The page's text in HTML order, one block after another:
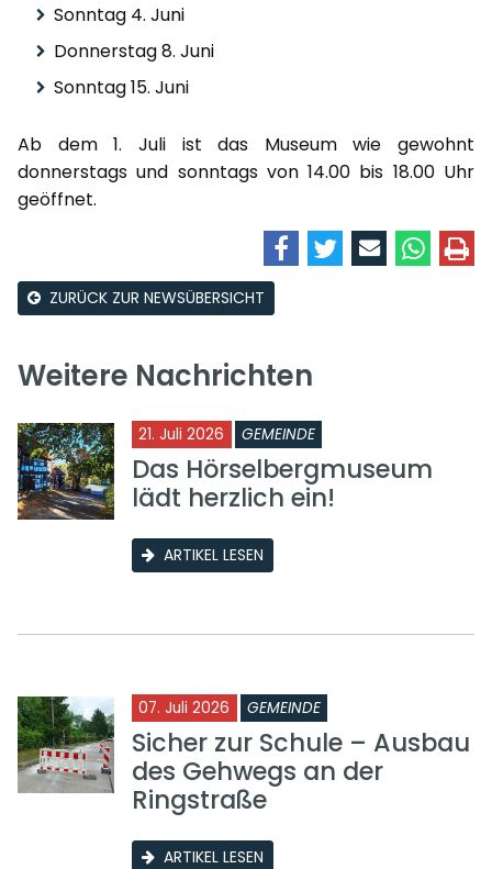
Sonntag 4. Juni
Donnerstag 8. Juni
Sonntag 15. Juni
Ab dem 1. Juli ist das Museum wie gewohnt
donnerstags und sonntags von 14.00 bis 18.00 Uhr
geöffnet.
ZURÜCK ZUR NEWSÜBERSICHT
Weitere Nachrichten
21. Juli 2026 GEMEINDE
Das Hörselbergmuseum
lädt herzlich ein!
ARTIKEL LESEN
07. Juli 2026 GEMEINDE
Sicher zur Schule – Ausbau
des Gehwegs an der
Ringstraße
ARTIKEL LESEN